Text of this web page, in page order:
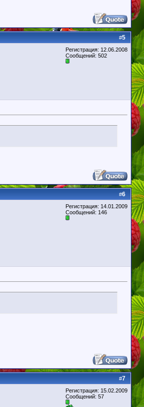
#5
Регистрация: 12.06.2008
Сообщений: 502
#6
Регистрация: 14.01.2009
Сообщений: 146
#7
Регистрация: 15.02.2009
Сообщений: 57